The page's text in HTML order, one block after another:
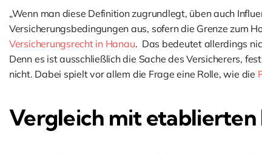
„Wenn man diese Definition zugrundlegt, üben auch
Versicherungsbedingungen aus, sofern die Grenze zum
Versicherungsrecht in Hanau. Das bedeutet allerdings
Denn es ist ausschließlich die Sache des Versicherers,
nicht. Dabei spielt vor allem die Frage eine Rolle, wie die
Vergleich mit